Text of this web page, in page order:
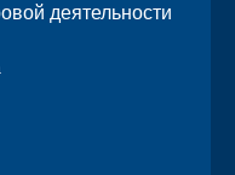
деятельности